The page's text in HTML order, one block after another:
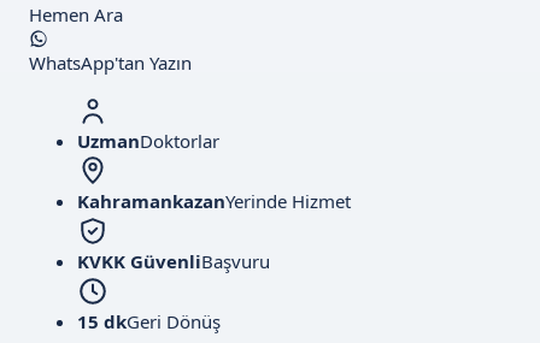
Hemen Ara
WhatsApp'tan Yazın
UzmanDoktorlar
KahramankazanYerinde Hizmet
KVKK GüvenliBaşvuru
15 dkGeri Dönüş